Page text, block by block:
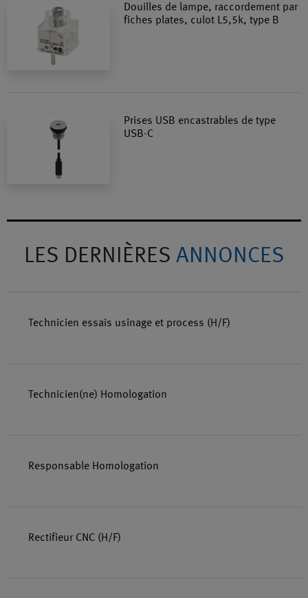
Douilles de lampe, raccordement par
fiches plates, culot L5,5k, type B
Prises USB encastrables de type
USB-C
LES DERNIÈRES ANNONCES
Technicien essais usinage et process (H/F)
Technicien(ne) Homologation
Responsable Homologation
Rectifieur CNC (H/F)